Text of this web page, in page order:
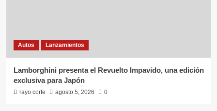
Autos Lanzamientos
Lamborghini presenta el Revuelto Impavido, una edición
exclusiva para Japón
rayo corte agosto 5, 2026 0